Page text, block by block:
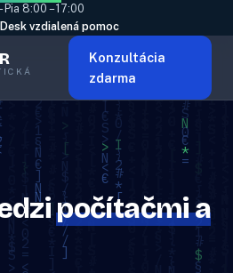
8:00 – 17:00
vzdialená pomoc
Konzultácia
zdarma
počítačmi a